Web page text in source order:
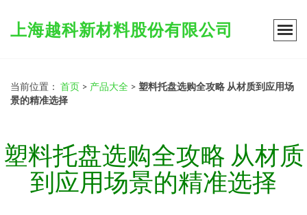
上海越科新材料股份有限公司
当前位置： 首页 > 产品大全 > 塑料托盘选购全攻略 从材质到应用场
景的精准选择
塑料托盘选购全攻略 从材质
到应用场景的精准选择